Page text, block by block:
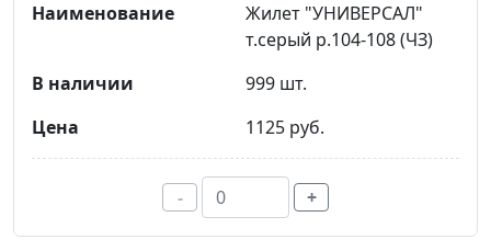
Жилет "УНИВЕРСАЛ"
т.серый р.104-108 (ЧЗ)
999 шт.
1125 руб.
- +